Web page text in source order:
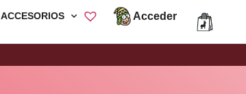
ACCESORIOS Acceder